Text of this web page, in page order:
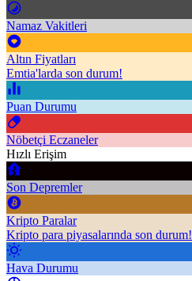
Namaz Vakitleri
Altın Fiyatları
Emtia'larda son durum!
Puan Durumu
Nöbetçi Eczaneler
Hızlı Erişim
Son Depremler
Kripto Paralar
Kripto para piyasalarında son durum!
Hava Durumu